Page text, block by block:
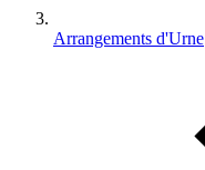
Arrangements d'Urne